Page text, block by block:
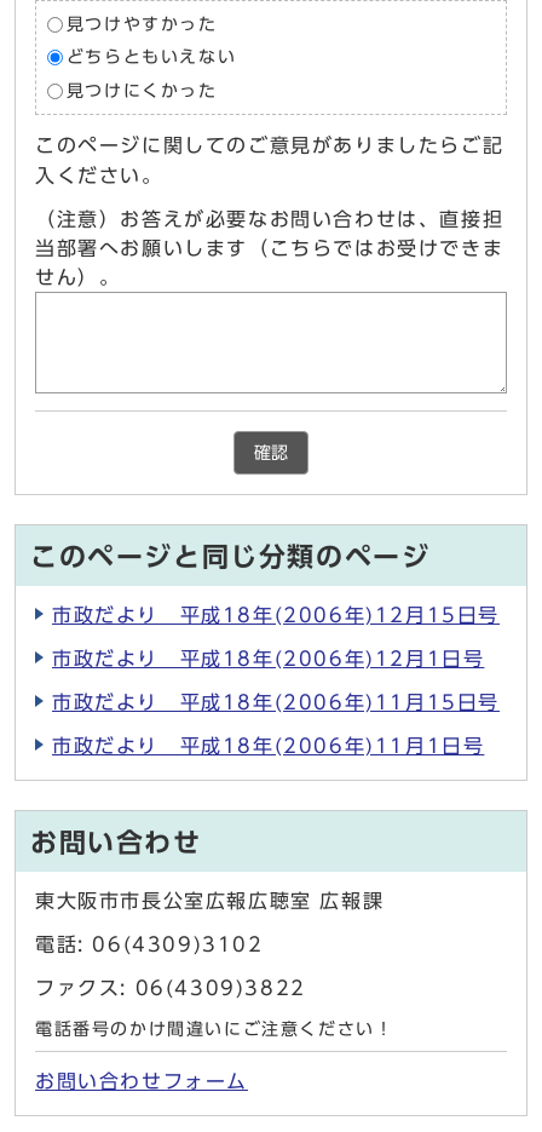
見つけやすかった
どちらともいえない
見つけにくかった
このページに関してのご意見がありましたらご記
入ください。
（注意）お答えが必要なお問い合わせは、直接担
当部署へお願いします（こちらではお受けできま
せん）。
確認
このページと同じ分類のページ
市政だより 平成18年(2006年)12月15日号
市政だより 平成18年(2006年)12月1日号
市政だより 平成18年(2006年)11月15日号
市政だより 平成18年(2006年)11月1日号
お問い合わせ
東大阪市市長公室広報広聴室 広報課
電話: 06(4309)3102
ファクス: 06(4309)3822
電話番号のかけ間違いにご注意ください！
お問い合わせフォーム